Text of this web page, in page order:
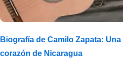
Biografía de Camilo Zapata:
corazón de Nicaragua